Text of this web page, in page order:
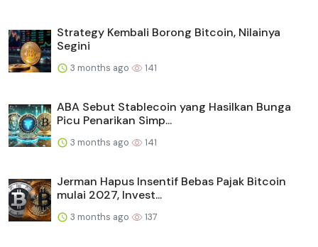
Strategy Kembali Borong Bitcoin, Nilainya
Segini
3 months ago 141
ABA Sebut Stablecoin yang Hasilkan Bunga
Picu Penarikan Simp...
3 months ago 141
Jerman Hapus Insentif Bebas Pajak Bitcoin
mulai 2027, Invest...
3 months ago 137